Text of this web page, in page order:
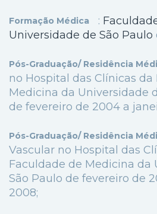
Formação Médica :
Universidade de São Paulo
Pós-Graduação/ Residência
no Hospital das Clínicas da
Medicina da Universidade
de fevereiro de 2004 a
Pós-Graduação/ Residência
Vascular no Hospital das
Faculdade de Medicina da
São Paulo de fevereiro de
2008;